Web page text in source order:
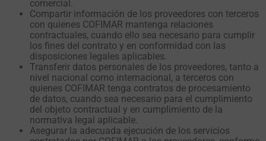
comercial.
Compartir información de los proveedores con terceros
con quienes COFIMAR mantenga relaciones
contractuales, cuando ello sea necesario para cumplir
los fines del contrato y en conformidad con las
disposiciones legales aplicables.
Transferir datos personales de los proveedores, tanto a
nivel nacional como internacional, a terceros con
quienes COFIMAR tenga contratos de procesamiento
de datos, cuando sea necesario para el cumplimiento
del objeto contractual y en cumplimiento de la
normativa legal aplicable.
Asegurar la adecuada ejecución de los servicios